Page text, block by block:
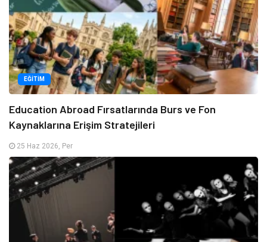
EĞITIM
Education Abroad Fırsatlarında Burs ve Fon
Kaynaklarına Erişim Stratejileri
25 Haz 2026, Per